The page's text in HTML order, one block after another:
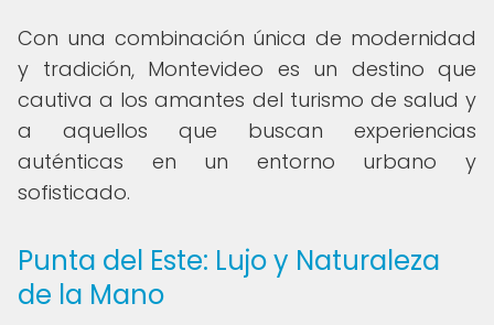
Con una combinación única de modernidad
y tradición, Montevideo es un destino que
cautiva a los amantes del turismo de salud y
a aquellos que buscan experiencias
auténticas en un entorno urbano y
sofisticado.
Punta del Este: Lujo y Naturaleza
de la Mano